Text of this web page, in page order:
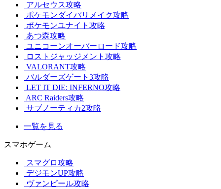
アルセウス攻略
ポケモンダイパリメイク攻略
ポケモンユナイト攻略
あつ森攻略
ユニコーンオーバーロード攻略
ロストジャッジメント攻略
VALORANT攻略
バルダーズゲート3攻略
LET IT DIE: INFERNO攻略
ARC Raiders攻略
サブノーティカ2攻略
一覧を見る
スマホゲーム
スマグロ攻略
デジモンUP攻略
ヴァンピール攻略